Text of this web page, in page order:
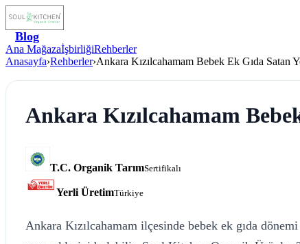
Blog
Ana MağazaİşbirliğiRehberler
Anasayfa›Rehberler›Ankara Kızılcahamam Bebek Ek Gıda Satan
Ankara Kızılcahamam
T.C. Organik TarımSertifikalı
Yerli ÜretimTürkiye
Ankara Kızılcahamam ilçesinde bebek ek gıda